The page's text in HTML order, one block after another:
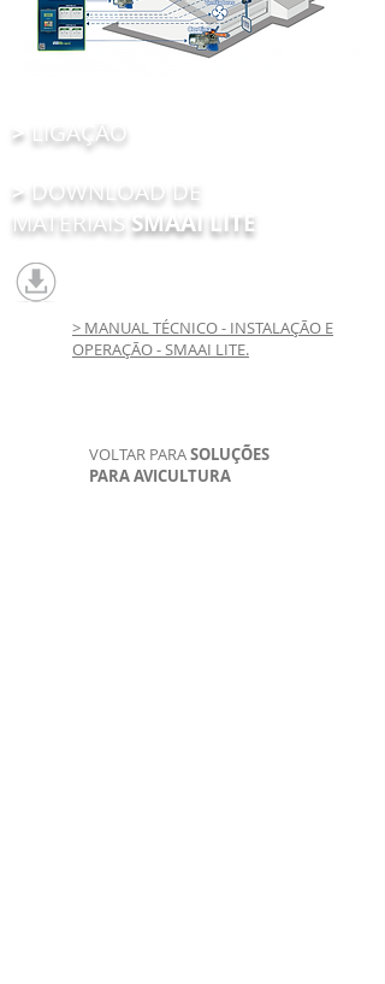
> LIGAÇÃO
> DOWNLOAD DE
MATERIAIS SMAAI LITE
> MANUAL TÉCNICO - INSTALAÇÃO E
OPERAÇÃO - SMAAI LITE.
VOLTAR PARASOLUÇÕES
PARA AVICULTURA